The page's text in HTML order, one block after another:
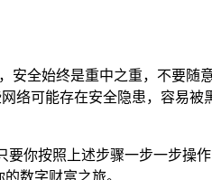
安全始终是重中之重，不要
络可能存在安全隐患，容易
要你按照上述步骤一步一步操
数字财富之旅。